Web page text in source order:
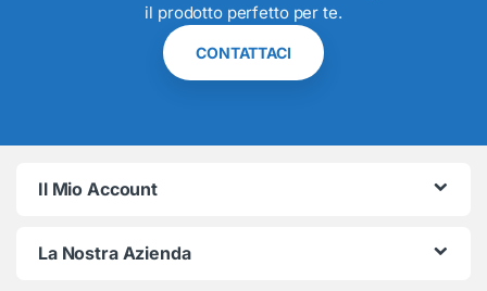
il prodotto perfetto per te.
CONTATTACI
Il Mio Account
La Nostra Azienda